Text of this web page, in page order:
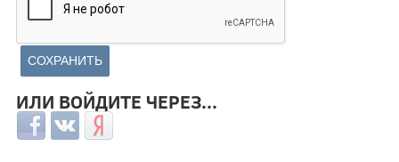
ИЛИ ВОЙДИТЕ ЧЕРЕЗ...
Login with Facebook
Login with ВКонтакте
Login with Яндекс